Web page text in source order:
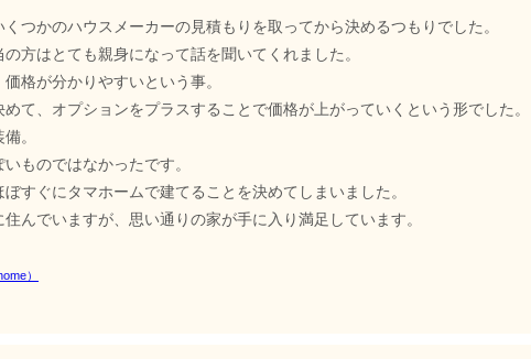
つかのハウスメーカーの見積もりを取ってから決めるつもりでした。
方はとても親身になって話を聞いてくれました。
格が分かりやすいという事。
て、オプションをプラスすることで価格が上がっていくという形でした。
。
ものではなかったです。
すぐにタマホームで建てることを決めてしまいました。
んでいますが、思い通りの家が手に入り満足しています。
）